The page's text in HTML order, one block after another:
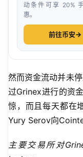
动条件可享 20%
惠。
前往币安→
然而资金流动并未
过Grinex进行的资
惊，而且每天都在
Yury Serov向
主要交易所对